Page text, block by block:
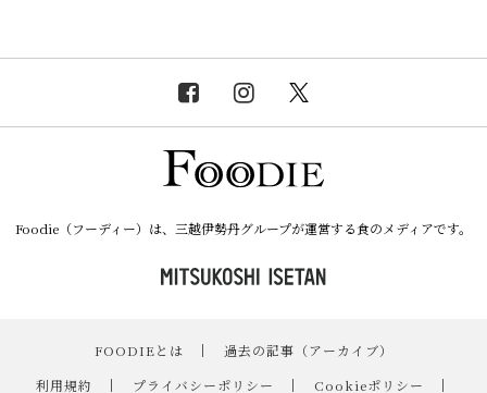
Foodie（フーディー）は、三越伊勢丹グループが運営する食のメディアです。
FOODIEとは ｜
過去の記事（アーカイブ）
｜
利用規約 ｜ プライバシーポリシー ｜ Cookieポリシー
｜